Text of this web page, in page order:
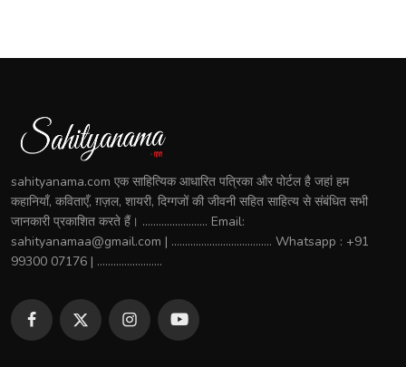
sahityanama.com एक साहित्यिक आधारित पत्रिका और पोर्टल है जहां हम
कहानियाँ, कविताएँ, ग़ज़ल, शायरी, दिग्गजों की जीवनी सहित साहित्य से संबंधित सभी
जानकारी प्रकाशित करते हैं। ........................ Email:
sahityanamaa@gmail.com | ..................................... Whatsapp : +91
99300 07176 | ........................